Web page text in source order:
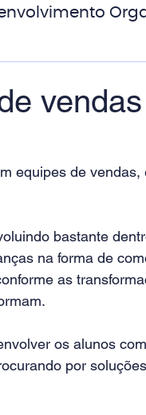
equipes de vendas,
bastante
na forma de
as
os alunos
por